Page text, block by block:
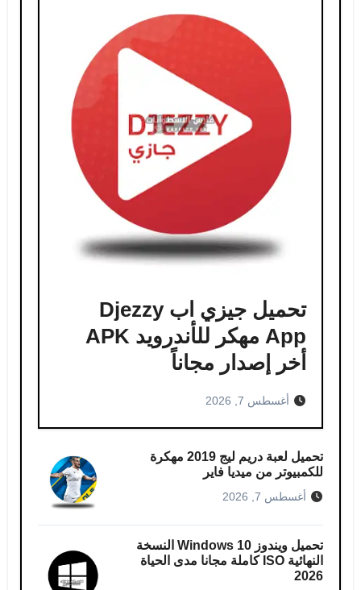
تحميل جيزي اب Djezzy
App مهكر للأندرويد APK
أخر إصدار مجاناً
أغسطس 7, 2026
تحميل لعبة دريم ليج 2019 مهكرة
للكمبيوتر من ميديا ​​فاير
أغسطس 7, 2026
تحميل ويندوز Windows 10 النسخة
النهائية ISO كاملة مجانا مدى الحياة
2026